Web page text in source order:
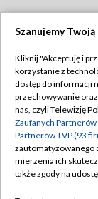
Abonament
Emisja w TVP
Centrum
Naziemna
Szanujemy
Kliknij "Akceptuję i
korzystanie z
dostęp do informacji
przechowywanie
nas, czyli Telewizję
Zaufanych
Partnerów TVP (93
zautomatyzowanego
mierzenia ich
także zgody na